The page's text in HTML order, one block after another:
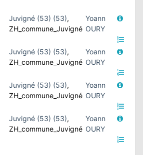
Juvigné (53) (53),
ZH_commune_Juvigné
Yoann
OURY
Juvigné (53) (53),
ZH_commune_Juvigné
Yoann
OURY
Juvigné (53) (53),
ZH_commune_Juvigné
Yoann
OURY
Juvigné (53) (53),
ZH_commune_Juvigné
Yoann
OURY